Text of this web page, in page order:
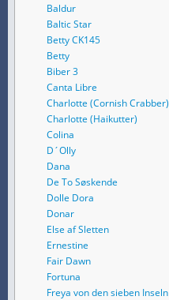
Baldur
Baltic Star
Betty CK145
Betty
Biber 3
Canta Libre
Charlotte (Cornish Crabber)
Charlotte (Haikutter)
Colina
D´Olly
Dana
De To Søskende
Dolle Dora
Donar
Else af Sletten
Ernestine
Fair Dawn
Fortuna
Freya von den sieben Inseln